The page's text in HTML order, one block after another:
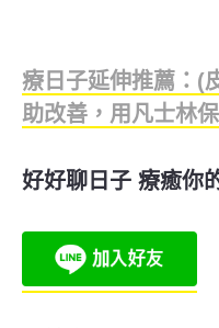
療日子延伸推薦：(
助改善，用凡士林
好好聊日子 療癒你